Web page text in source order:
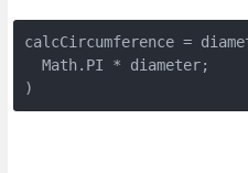
calcCircumference =
  Math.PI * diameter;
)